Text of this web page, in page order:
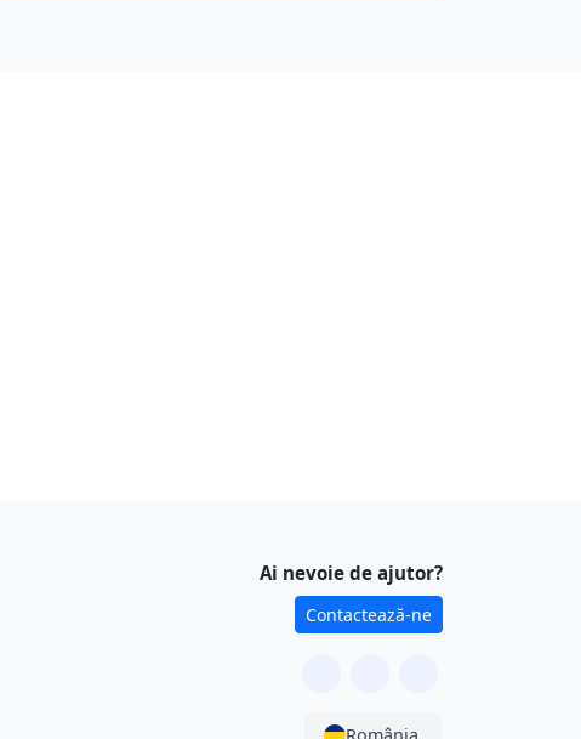
Ai nevoie de ajutor?
Contactează-ne